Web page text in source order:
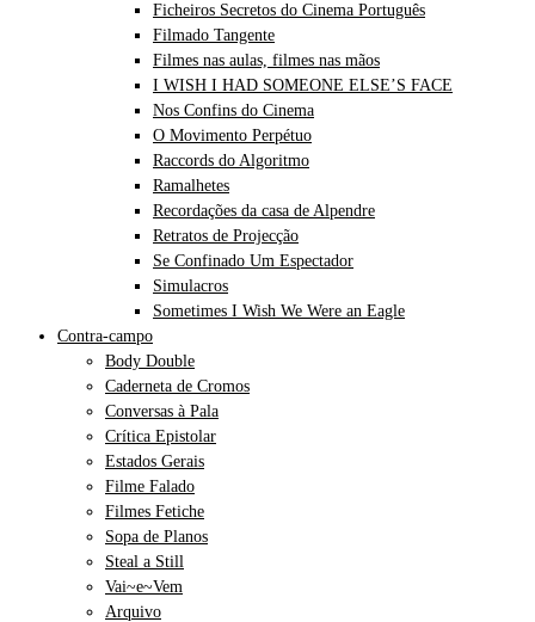
Ficheiros Secretos do Cinema Português
Filmado Tangente
Filmes nas aulas, filmes nas mãos
I WISH I HAD SOMEONE ELSE’S FACE
Nos Confins do Cinema
O Movimento Perpétuo
Raccords do Algoritmo
Ramalhetes
Recordações da casa de Alpendre
Retratos de Projecção
Se Confinado Um Espectador
Simulacros
Sometimes I Wish We Were an Eagle
Contra-campo
Body Double
Caderneta de Cromos
Conversas à Pala
Crítica Epistolar
Estados Gerais
Filme Falado
Filmes Fetiche
Sopa de Planos
Steal a Still
Vai~e~Vem
Arquivo